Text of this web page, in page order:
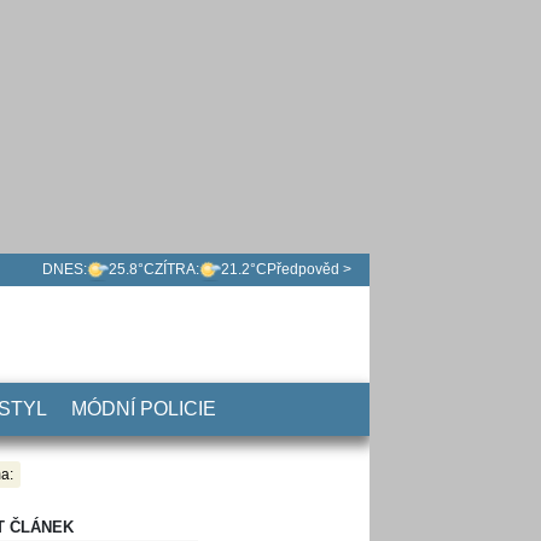
DNES: 25.8°CZÍTRA: 21.2°C Předpověd >
MÓDNÍ POLICIE
ČLÁNEK